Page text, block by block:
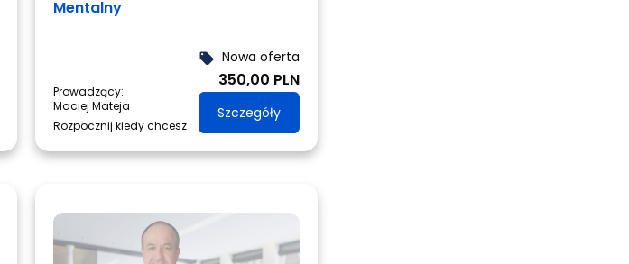
Mentalny
Prowadzący:
Maciej Mateja
Rozpocznij kiedy chcesz
local_offer Nowa oferta
350,00 PLN
Szczegóły